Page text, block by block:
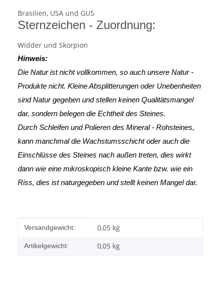
Brasilien, USA und GUS
Sternzeichen - Zuordnung:
Widder und Skorpion
Hinweis:
Die Natur ist nicht vollkommen, so auch unsere Natur -
Produkte nicht. Kleine Absplitterungen oder Unebenheiten
sind Natur gegeben und stellen keinen Qualitätsmangel
dar, sondern belegen die Echtheit des Steines.
Durch Schleifen und Polieren des Mineral - Rohsteines,
kann manchmal die Wachstumsschicht oder auch die
Einschlüsse des Steines nach außen treten, dies wirkt
dann wie eine mikroskopisch kleine Kante bzw. wie ein
Riss, dies ist naturgegeben und stellt keinen Mangel dar.
Produkteigenschaft
Wert
Versandgewicht: 0,05 kg
Artikelgewicht: 0,05 kg